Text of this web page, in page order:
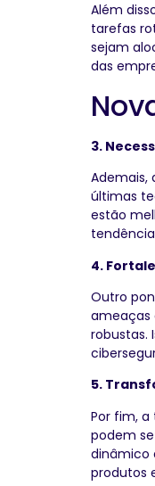
Além
tarefas
sejam
das
3.
Ademais,
últimas
estão
4.
Outro
ameaças
robustas.
5.
Por fim,
podem
dinâmico
produtos